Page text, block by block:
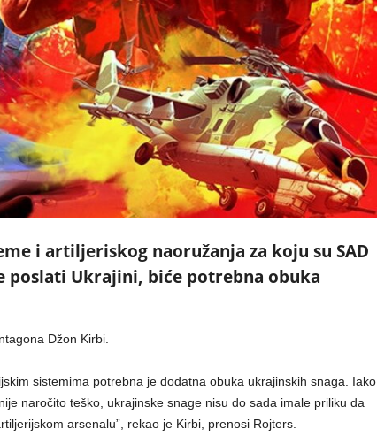
i artiljeriskog naoružanja za koju su SAD
poslati Ukrajini, biće potrebna obuka
Džon Kirbi.
sistemima potrebna je dodatna obuka ukrajinskih snaga. Iako
naročito teško, ukrajinske snage nisu do sada imale priliku da
arsenalu”, rekao je Kirbi, prenosi Rojters.